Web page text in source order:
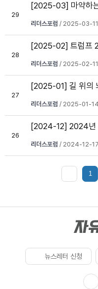
29
[2025-03] 마약하
리더스포럼 / 2025-03-11
28
[2025-02] 트럼프
리더스포럼 / 2025-02-11
27
[2025-01] 길 위의
리더스포럼 / 2025-01-14
26
[2024-12] 2024년
리더스포럼 / 2024-12-17
1
뉴스레터 신청